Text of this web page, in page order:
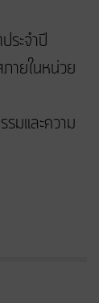
ระจำปี
ายในหน่วย
มและความ